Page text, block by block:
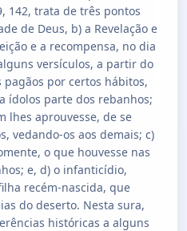
142, trata de três pontos
de Deus, b) a Revelação e
e a recompensa, no dia
versículos, a partir do
por certos hábitos,
ídolos parte dos rebanhos;
lhes aprouvesse, de se
vedando-os aos demais; c)
o que houvesse nas
e, d) o infanticídio,
recém-nascida, que
do deserto. Nesta sura,
históricas a alguns